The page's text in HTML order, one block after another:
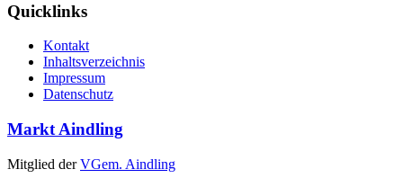
Quicklinks
Kontakt
Inhaltsverzeichnis
Impressum
Datenschutz
Markt Aindling
Mitglied derVGem. Aindling